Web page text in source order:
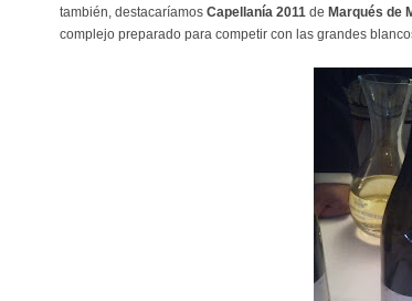
también, destacaríamos Capellanía 2011 de Marqués de
complejo preparado para competir con las grandes